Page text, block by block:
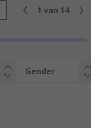
1 van 14
Gender
-